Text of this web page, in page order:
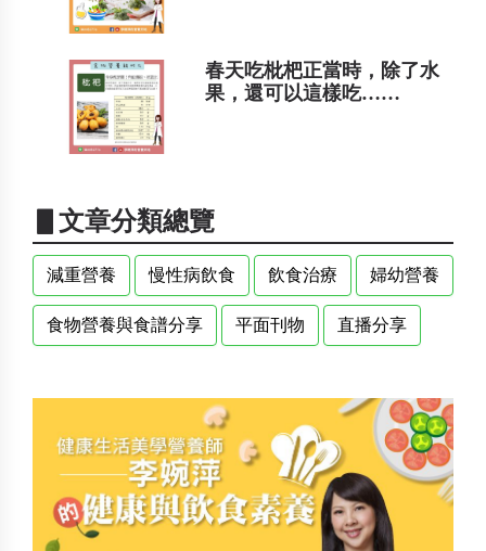
春天吃枇杷正當時，除了水
果，還可以這樣吃……
▋文章分類總覽
減重營養 慢性病飲食 飲食治療 婦幼營養
食物營養與食譜分享 平面刊物 直播分享